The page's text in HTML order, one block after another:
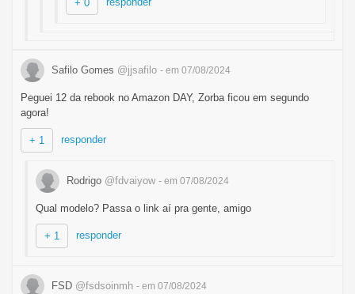
+ 0
Safilo Gomes @jjsafilo - em 07/08/2024
Peguei 12 da rebook no Amazon DAY, Zorba ficou em segundo
agora!
+ 1 responder
Rodrigo @fdvaiyow - em 07/08/2024
Qual modelo? Passa o link aí pra gente, amigo
+ 1 responder
FSD @fsdsoinmh - em 07/08/2024